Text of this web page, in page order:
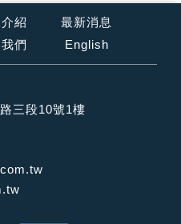
紹
最新消息
們 English
三段10號1樓